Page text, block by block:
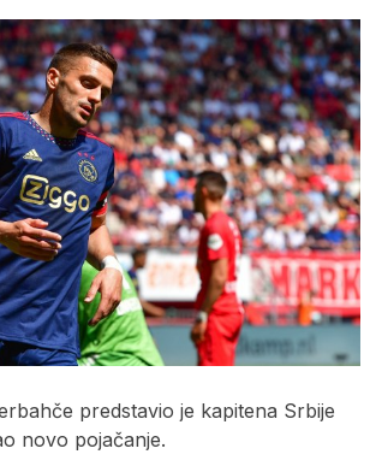
predstavio je kapitena Srbije
novo pojačanje.